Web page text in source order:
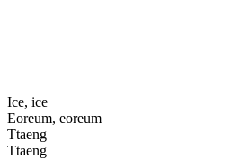
Ice, ice
Eoreum, eoreum
Ttaeng
Ttaeng